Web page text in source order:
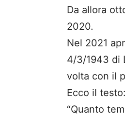
Da allora
2020.
Nel 2021
4/3/1943 di
volta con il
Ecco il testo:
“Quanto